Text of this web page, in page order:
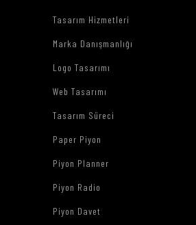
Tasarım Hizmetleri
Marka Danışmanlığı
Logo Tasarımı
Web Tasarımı
Tasarım Süreci
Paper Piyon
Piyon Planner
Piyon Radio
Piyon Davet